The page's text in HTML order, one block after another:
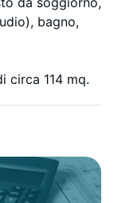
bagno,
circa 114 mq.